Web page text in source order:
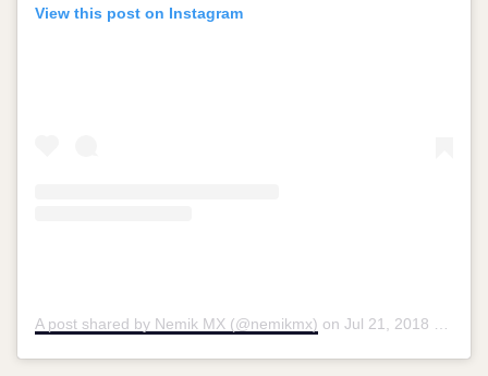
View this post on Instagram
A post shared by Nemik MX (@nemikmx) on Jul 21, 2018 at 9:20am PDT